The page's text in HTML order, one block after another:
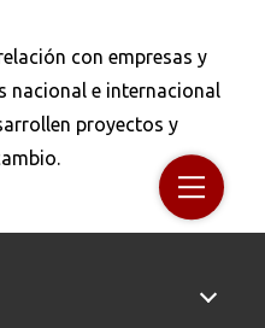
con empresas y
nacional e internacional
proyectos y